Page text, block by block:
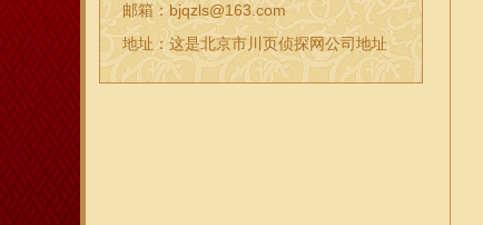
邮箱：bjqzls@163.com
地址：这是北京市川页侦探网公司地址